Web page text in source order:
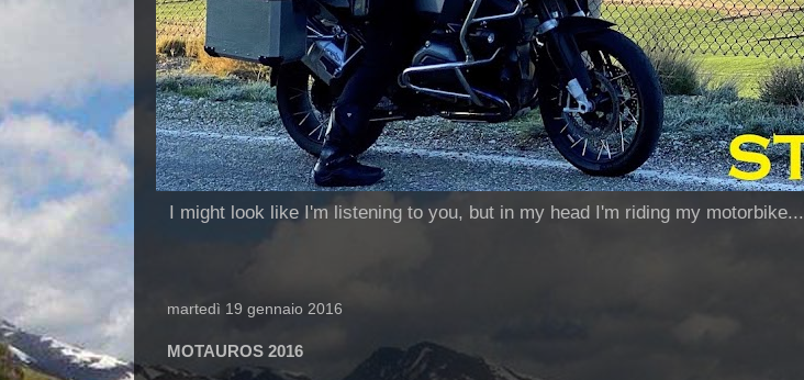
I might look like I'm listening to you, but in my head I'm riding my motorbike...
martedì 19 gennaio 2016
MOTAUROS 2016